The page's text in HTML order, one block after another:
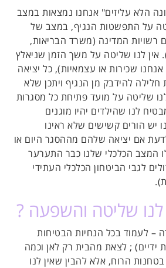
הלא עליזים" אנחנו נמצאות במצב
על התפשטות הנגיף, במצב של
רשויות המדינה (משרד הבריאות,
אין לנו שליטה על משך הזמן שניאלץ
שכירות או עצמאיות), כל יציאה
חלילה להידבק מן הנגיף ויתכן שלא
שליטה על מועד פתיחת כל מסגרות
לנו שהילדים יהיו מוגנים
יש הורים קשישים שלא ראינו
אם יציאה שלהם מההסגר היום או
המצב הכלכלי שלנו כבר התערער
לגבי הביטחון הכלכלי העתידי
שליטה והשפעה ?
– לעמוד בכל הנחיות הבטיחות
ידיים) ; לצאת מהבית רק לאן וכמה
הרוח, אלא להבין שאין לנו